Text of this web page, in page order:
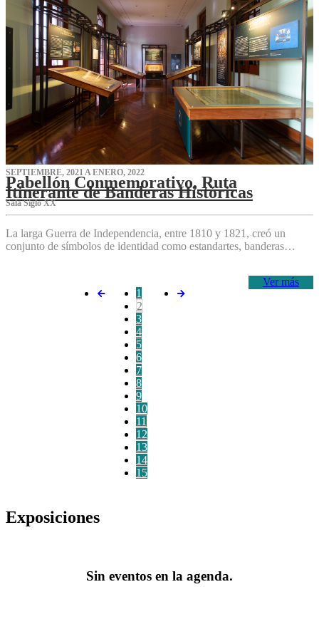
SEPTIEMBRE, 2021 A ENERO, 2022
Pabellón Conmemorativo, Ruta
Itinerante de Banderas Históricas
Sala Siglo XX
La larga Guerra de Independencia, entre 1810 y 1821, creó un
conjunto de símbolos de identidad como estandartes, banderas…
Ver más
1
2
3
4
5
6
7
8
9
10
11
12
13
14
15
Exposiciones
Sin eventos en la agenda.